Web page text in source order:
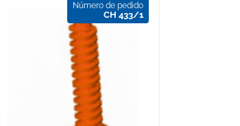
Número de pedido
CH 433/1